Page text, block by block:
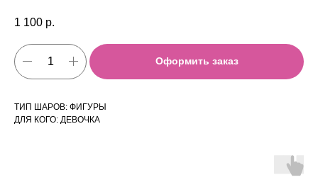
1 100 р.
Оформить заказ
ТИП ШАРОВ: ФИГУРЫ
ДЛЯ КОГО: ДЕВОЧКА